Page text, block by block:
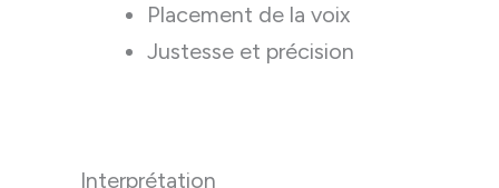
Placement de la voix
Justesse et précision
Interprétation